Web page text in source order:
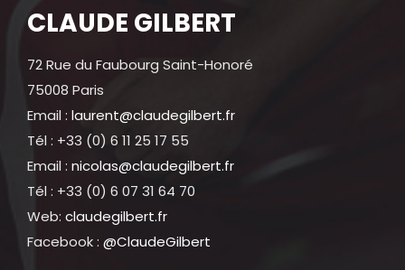
CLAUDE GILBERT
72 Rue du Faubourg Saint-Honoré
75008 Paris
Email : laurent@claudegilbert.fr
Tél : +33 (0) 6 11 25 17 55
Email : nicolas@claudegilbert.fr
Tél : +33 (0) 6 07 31 64 70
Web: claudegilbert.fr
Facebook : @ClaudeGilbert